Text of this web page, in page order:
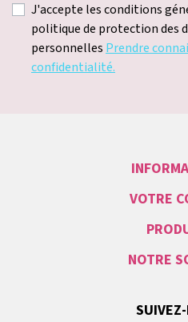
J'accepte les conditions
politique de protection des
personnelles Prendre
confidentialité.
VOTRE
NOTRE